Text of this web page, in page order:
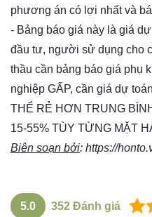
phương án có lợi nhất và
- Bảng báo giá này là giá
đầu tư, người sử dụng cho
thầu cần bảng báo giá phụ
nghiệp GẤP, cần giá dự
THỂ RẺ HƠN TRUNG
15-55% TÙY TỪNG MẶT
Biên soạn bởi: https://
5.0 352 Đánh giá